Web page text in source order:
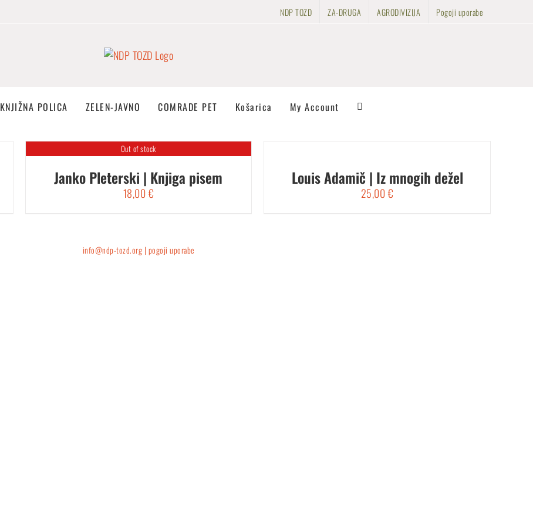
NDP TOZD ZA-DRUGA AGRODIVIZIJA Pogoji uporabe
KNJIŽNA POLICA ZELEN-JAVNO COMRADE PET Košarica My Account
Out of stock
Janko Pleterski | Knjiga pisem
18,00€
Louis Adamič | Iz mnogih dežel
25,00€
info@ndp-tozd.org | pogoji uporabe